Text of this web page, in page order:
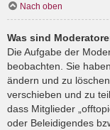
Nach oben
Was sind
Die Aufgabe der
beobachten. Sie
ändern und zu
verschieben und zu
dass Mitglieder
oder Beleidigendes